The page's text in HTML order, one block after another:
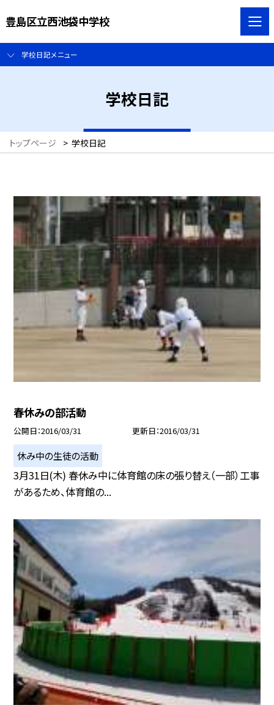
豊島区立西池袋中学校
学校日記メニュー
学校日記
トップページ > 学校日記
春休みの部活動
公開日 2016/03/31 更新日 2016/03/31
休み中の生徒の活動
3月31日(木) 春休み中に体育館の床の張り替え（一部）工事
があるため、体育館の...